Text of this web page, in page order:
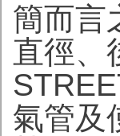
簡而言
直徑、
氣管及